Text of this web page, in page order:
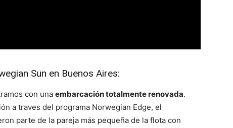
Sun en Buenos Aires:
con una embarcación totalmente renovada.
a traves del programa Norwegian Edge, el
parte de la pareja más pequeña de la flota con